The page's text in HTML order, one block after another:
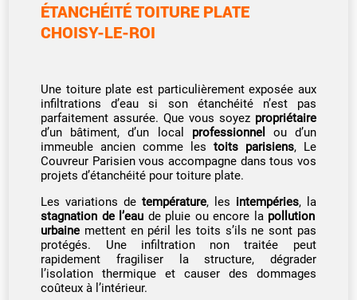
ÉTANCHÉITÉ TOITURE PLATE
CHOISY-LE-ROI
Une toiture plate est particulièrement exposée aux
infiltrations d’eau si son étanchéité n’est pas
parfaitement assurée. Que vous soyez propriétaire
d’un bâtiment, d’un local professionnel
ou d’un
immeuble ancien comme les toits parisiens, Le
Couvreur Parisien vous accompagne dans tous vos
projets d’étanchéité pour toiture plate.
Les variations de température, les intempéries, la
stagnation de l’eau de pluie ou encore la pollution
urbaine mettent en péril les toits s’ils ne sont pas
protégés. Une infiltration non traitée peut
rapidement fragiliser la structure, dégrader
l’isolation thermique et causer des dommages
coûteux à l’intérieur.